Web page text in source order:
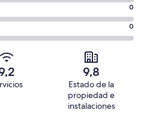
0
0
9,8
Estado de la
propiedad e
instalaciones